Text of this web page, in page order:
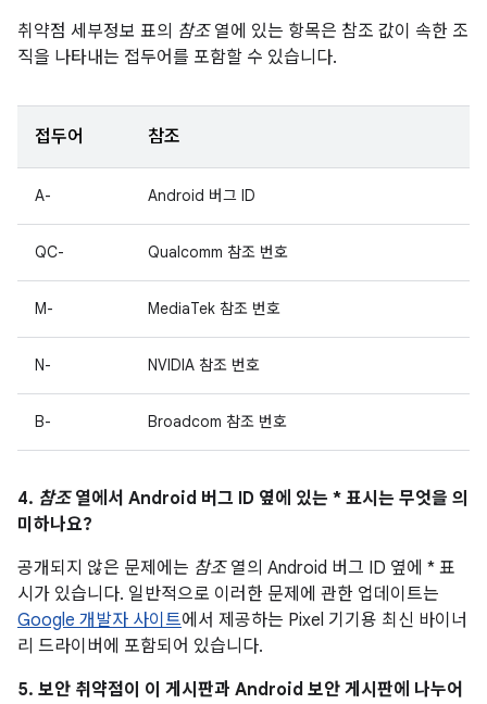
취약점 세부정보 표의 참조열에 있는 항목은 참조 값이 속한 조
직을 나타내는 접두어를 포함할 수 있습니다.
접두어 참조
A- Android 버그 ID
QC- Qualcomm 참조 번호
M- MediaTek 참조 번호
N- NVIDIA 참조 번호
B- Broadcom 참조 번호
4. 참조열에서 Android 버그 ID 옆에 있는 * 표시는 무엇을 의
미하나요?
공개되지 않은 문제에는 참조열의 Android 버그 ID 옆에 * 표
시가 있습니다. 일반적으로 이러한 문제에 관한 업데이트는
Google 개발자 사이트에서 제공하는 Pixel 기기용 최신 바이너
리 드라이버에 포함되어 있습니다.
5. 보안 취약점이 이 게시판과 Android 보안 게시판에 나누어